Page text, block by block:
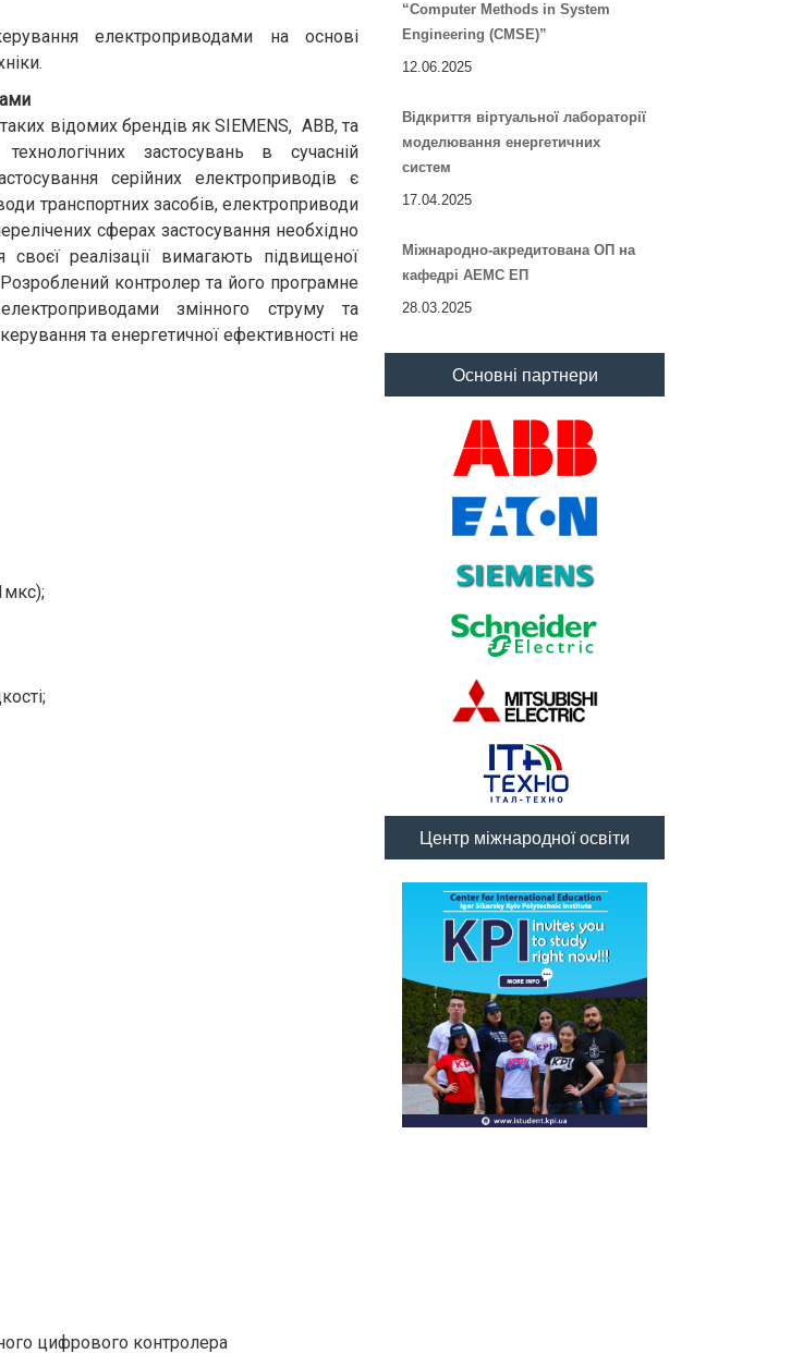
електроприводами на основі
відомих брендів як SIEMENS, ABB, та
застосувань в сучасній
серійних електроприводів є
транспортних засобів, електроприводи
сферах застосування необхідно
своєї реалізації вимагають підвищеної
контролер та його програмне
змінного струму та
та енергетичної ефективності не
цифрового контролера
“Computer Methods in System
Engineering (CMSE)”
12.06.2025
Відкриття віртуальної лабораторії
моделювання енергетичних
систем
17.04.2025
Міжнародно-акредитована ОП на
кафедрі АЕМС ЕП
28.03.2025
Основні партнери
Центр міжнародної освіти